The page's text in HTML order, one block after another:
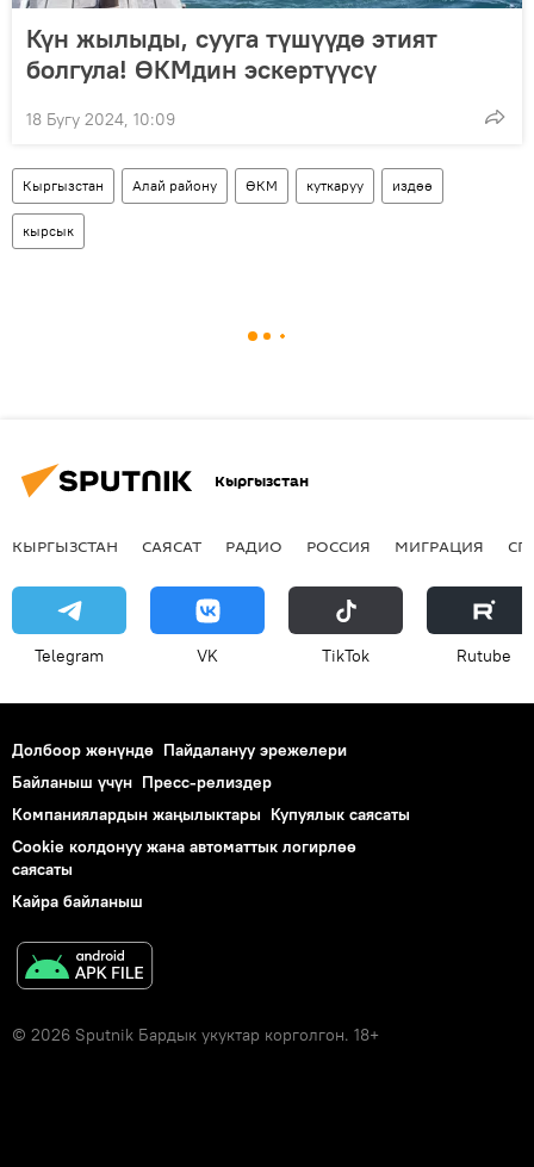
Күн жылыды, сууга түшүүдө этият
болгула! ӨКМдин эскертүүсү
18 Бугу 2024, 10:09
Кыргызстан Алай району ӨКМ куткаруу издөө
кырсык
Кыргызстан
КЫРГЫЗСТАН САЯСАТ РАДИО РОССИЯ МИГРАЦИЯ
Telegram VK ТikТоk Rutube
Долбоор жөнүндө Пайдалануу эрежелери
Байланыш үчүн Пресс-релиздер
Компаниялардын жаңылыктары Купуялык саясаты
Cookie колдонуу жана автоматтык логирлөө
саясаты
Кайра байланыш
© 2026 Sputnik Бардык укуктар корголгон. 18+